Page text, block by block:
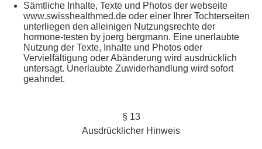
Sämtliche Inhalte, Texte und Photos der webseite
www.swisshealthmed.de oder einer Ihrer Tochterseiten
unterliegen den alleinigen Nutzungsrechte der
hormone-testen by joerg bergmann. Eine unerlaubte
Nutzung der Texte, Inhalte und Photos oder
Vervielfältigung oder Abänderung wird ausdrücklich
untersagt. Unerlaubte Zuwiderhandlung wird sofort
geahndet.
§ 13
Ausdrücklicher Hinweis